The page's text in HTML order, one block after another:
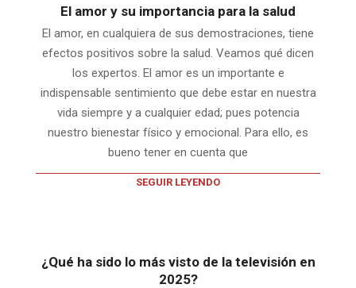
El amor y su importancia para la salud
El amor, en cualquiera de sus demostraciones, tiene
efectos positivos sobre la salud. Veamos qué dicen
los expertos. El amor es un importante e
indispensable sentimiento que debe estar en nuestra
vida siempre y a cualquier edad; pues potencia
nuestro bienestar físico y emocional. Para ello, es
bueno tener en cuenta que
SEGUIR LEYENDO
¿Qué ha sido lo más visto de la televisión en
2025?